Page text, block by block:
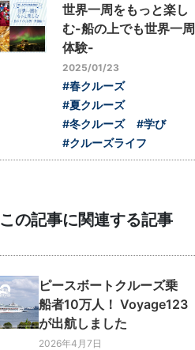
世界一周をもっと楽し
む-船の上でも世界一周
体験-
2025/01/23
#春クルーズ
#夏クルーズ
#冬クルーズ
#学び
#クルーズライフ
この記事に関連する記事
ピースボートクルーズ乗
船者10万人！ Voyage123
が出航しました
2026年4月7日